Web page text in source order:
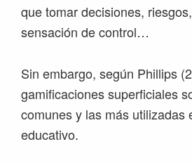
que tomar decisiones,
sensación de control…
Sin embargo, según Phillips
gamificaciones superficiales
comunes y las más utilizadas
educativo.